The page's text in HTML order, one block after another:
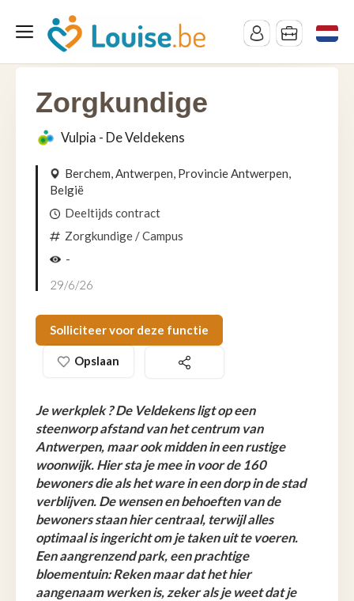
Zorgkundige
Vulpia - De Veldekens
Berchem, Antwerpen, Provincie Antwerpen,
België
Deeltijds contract
Zorgkundige / Campus
-
29/6/26
Solliciteer voor deze functie
Opslaan
Je werkplek ? De Veldekens ligt op een
steenworp afstand van het centrum van
Antwerpen, maar ook midden in een rustige
woonwijk. Hier sta je mee in voor de 160
bewoners die als het ware in een dorp in de stad
verblijven. De wensen en behoeften van de
bewoners staan hier centraal, terwijl alles
optimaal is ingericht om je taken uit te voeren.
Een aangrenzend park, een prachtige
bloementuin: Reken maar dat het hier
aangenaam werken is, zeker als je weet dat je